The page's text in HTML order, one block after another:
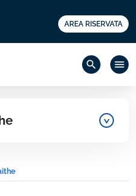
AREA RISERVATA
search menu